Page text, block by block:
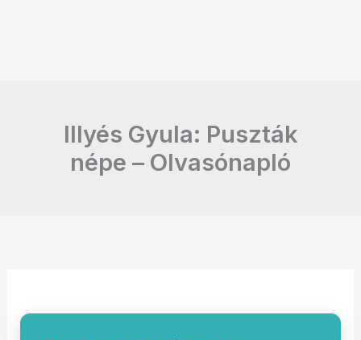
Illyés Gyula: Puszták
népe – Olvasónapló